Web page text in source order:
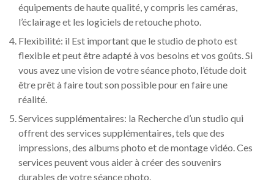
équipements de haute qualité, y compris les caméras,
l’éclairage et les logiciels de retouche photo.
Flexibilité: il Est important que le studio de photo est
flexible et peut être adapté à vos besoins et vos goûts. Si
vous avez une vision de votre séance photo, l’étude doit
être prêt à faire tout son possible pour en faire une
réalité.
Services supplémentaires: la Recherche d’un studio qui
offrent des services supplémentaires, tels que des
impressions, des albums photo et de montage vidéo. Ces
services peuvent vous aider à créer des souvenirs
durables de votre séance photo.